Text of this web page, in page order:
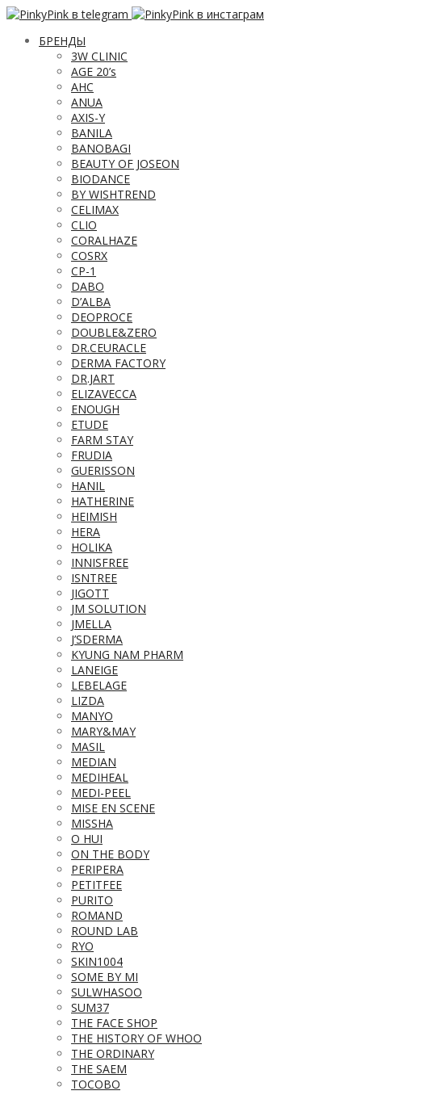
БРЕНДЫ
3W CLINIC
AGE 20’s
AHC
ANUA
AXIS-Y
BANILA
BANOBAGI
BEAUTY OF JOSEON
BIODANCE
BY WISHTREND
CELIMAX
CLIO
CORALHAZE
COSRX
CP-1
DABO
D’ALBA
DEOPROCE
DOUBLE&ZERO
DR.CEURACLE
DERMA FACTORY
DR.JART
ELIZAVECCA
ENOUGH
ETUDE
FARM STAY
FRUDIA
GUERISSON
HANIL
HATHERINE
HEIMISH
HERA
HOLIKA
INNISFREE
ISNTREE
JIGOTT
JM SOLUTION
JMELLA
J’SDERMA
KYUNG NAM PHARM
LANEIGE
LEBELAGE
LIZDA
MANYO
MARY&MAY
MASIL
MEDIAN
MEDIHEAL
MEDI-PEEL
MISE EN SCENE
MISSHA
O HUI
ON THE BODY
PERIPERA
PETITFEE
PURITO
ROMAND
ROUND LAB
RYO
SKIN1004
SOME BY MI
SULWHASOO
SUM37
THE FACE SHOP
THE HISTORY OF WHOO
THE ORDINARY
THE SAEM
TOCOBO